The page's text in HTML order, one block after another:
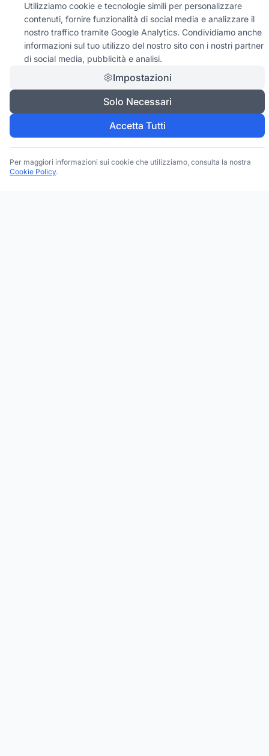
Utilizziamo cookie e tecnologie simili per personalizzare
contenuti, fornire funzionalità di social media e analizzare il
nostro traffico tramite Google Analytics. Condividiamo anche
informazioni sul tuo utilizzo del nostro sito con i nostri partner
di social media, pubblicità e analisi.
Impostazioni
Solo Necessari
Accetta Tutti
Per maggiori informazioni sui cookie che utilizziamo, consulta la nostra
Cookie Policy.